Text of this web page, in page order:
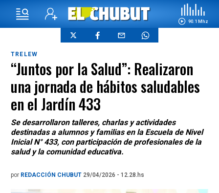
90.1 Mhz
TRELEW
“Juntos por la Salud”: Realizaron
una jornada de hábitos saludables
en el Jardín 433
Se desarrollaron talleres, charlas y actividades
destinadas a alumnos y familias en la Escuela de Nivel
Inicial N° 433, con participación de profesionales de la
salud y la comunidad educativa.
por REDACCIÓN CHUBUT 29/04/2026 - 12.28.hs